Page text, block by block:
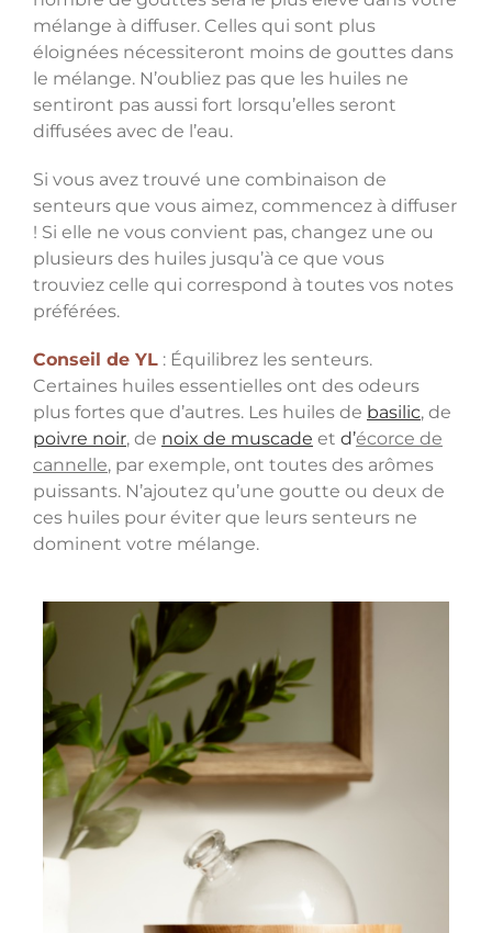
mélange à diffuser. Celles qui sont plus
éloignées nécessiteront moins de gouttes dans
le mélange. N’oubliez pas que les huiles ne
sentiront pas aussi fort lorsqu’elles seront
diffusées avec de l’eau.
Si vous avez trouvé une combinaison de
senteurs que vous aimez, commencez à diffuser
! Si elle ne vous convient pas, changez une ou
plusieurs des huiles jusqu’à ce que vous
trouviez celle qui correspond à toutes vos notes
préférées.
Conseil de YL: Équilibrez les senteurs.
Certaines huiles essentielles ont des odeurs
plus fortes que d’autres. Les huiles de basilic, de
poivre noir, de noix de muscade et d’écorce de
cannelle, par exemple, ont toutes des arômes
puissants. N’ajoutez qu’une goutte ou deux de
ces huiles pour éviter que leurs senteurs ne
dominent votre mélange.